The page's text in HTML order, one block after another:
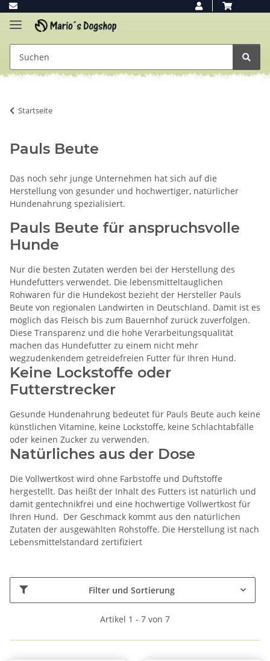
Startseite
Pauls Beute
Das noch sehr junge Unternehmen hat sich auf die
Herstellung von gesunder und hochwertiger, natürlicher
Hundenahrung spezialisiert.
Pauls Beute für anspruchsvolle
Hunde
Nur die besten Zutaten werden bei der Herstellung des
Hundefutters verwendet. Die lebensmitteltauglichen
Rohwaren für die Hundekost bezieht der Hersteller Pauls
Beute von regionalen Landwirten in Deutschland. Damit ist es
möglich das Fleisch bis zum Bauernhof zurück zuverfolgen.
Diese Transparenz und die hohe Verarbeitungsqualität
machen das Hundefutter zu einem nicht mehr
wegzudenkendem getreidefreien Futter für Ihren Hund.
Keine Lockstoffe oder
Futterstrecker
Gesunde Hundenahrung bedeutet für Pauls Beute auch keine
künstlichen Vitamine, keine Lockstoffe, keine Schlachtabfälle
oder keinen Zucker zu verwenden.
Natürliches aus der Dose
Die Vollwertkost wird ohne Farbstoffe und Duftstoffe
hergestellt. Das heißt der Inhalt des Futters ist natürlich und
damit gentechnikfrei und eine hochwertige Vollwertkost für
Ihren Hund. Der Geschmack kommt aus den natürlichen
Zutaten der ausgewählten Rohstoffe. Die Herstellung ist nach
Lebensmittelstandard zertifiziert
Filter und Sortierung
Artikel 1 - 7 von 7